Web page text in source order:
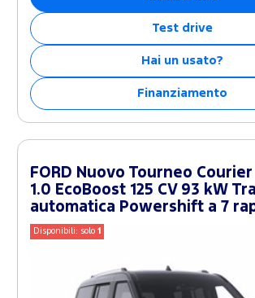
Test drive
Hai un usato?
Finanziamento
FORD Nuovo Tourneo
1.0 EcoBoost 125 CV 93 kW
automatica Powershift a 7
Disponibili: solo1